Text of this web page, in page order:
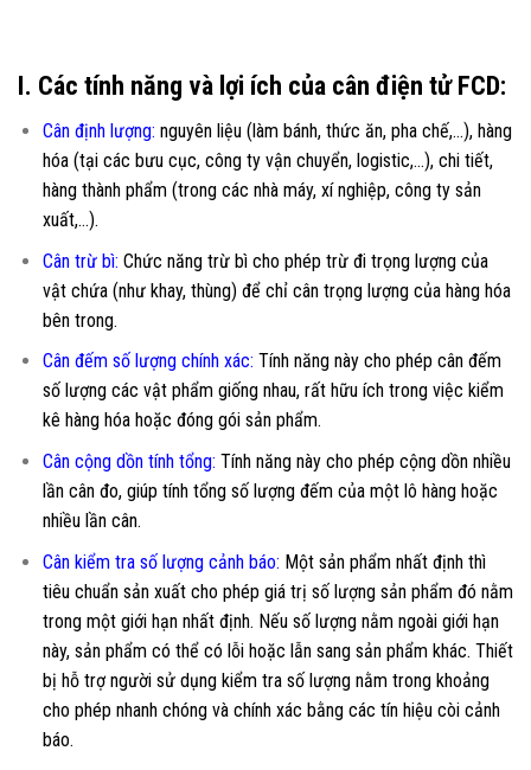
I. Các tính năng và lợi ích của cân điện tử FCD:
Cân định lượng: nguyên liệu (làm bánh, thức ăn, pha chế,…), hàng
hóa (tại các bưu cục, công ty vận chuyển, logistic,…), chi tiết,
hàng thành phẩm (trong các nhà máy, xí nghiệp, công ty sản
xuất,…).
Cân trừ bì: Chức năng trừ bì cho phép trừ đi trọng lượng của
vật chứa (như khay, thùng) để chỉ cân trọng lượng của hàng hóa
bên trong.
Cân đếm số lượng chính xác: Tính năng này cho phép cân đếm
số lượng các vật phẩm giống nhau, rất hữu ích trong việc kiểm
kê hàng hóa hoặc đóng gói sản phẩm.
Cân cộng dồn tính tổng: Tính năng này cho phép cộng dồn nhiều
lần cân đo, giúp tính tổng số lượng đếm của một lô hàng hoặc
nhiều lần cân.
Cân kiểm tra số lượng cảnh báo: Một sản phẩm nhất định thì
tiêu chuẩn sản xuất cho phép giá trị số lượng sản phẩm đó nằm
trong một giới hạn nhất định. Nếu số lượng nằm ngoài giới hạn
này, sản phẩm có thể có lỗi hoặc lẫn sang sản phẩm khác. Thiết
bị hỗ trợ người sử dụng kiểm tra số lượng nằm trong khoảng
cho phép nhanh chóng và chính xác bằng các tín hiệu còi cảnh
báo.